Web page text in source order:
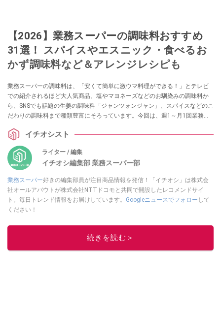
【2026】業務スーパーの調味料おすすめ
31選！ スパイスやエスニック・食べるお
かず調味料など＆アレンジレシピも
業務スーパーの調味料は、「安くて簡単に激ウマ料理ができる！」とテレビ
での紹介されるほど大人気商品。塩やマヨネーズなどのお馴染みの調味料か
ら、SNSでも話題の生姜の調味料「ジャンツォンジャン」、スパイスなどのこ
だわりの調味料まで種類豊富にそろっています。今回は、週1～月1回業務ス
味や値段・コスパ、簡単アレンジレシピをまとめました。
イチオシスト
ライター / 編集
イチオシ編集部 業務スーパー部
業務スーパー好きの編集部員が注目商品情報を発信！「イチオシ」は株式会
社オールアバウトが株式会社NTTドコモと共同で開設したレコメンドサイ
ト。毎日トレンド情報をお届けしています。 Googleニュースでフォロー して
ください！
このイチオシストの他の記事を読む
続きを読む＞